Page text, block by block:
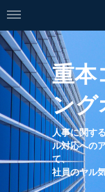
重本
ング
人事に関す
ル対応への
て、
社員のヤル